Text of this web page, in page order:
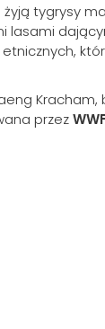
tygrysy
lasami
Kracham,
przez